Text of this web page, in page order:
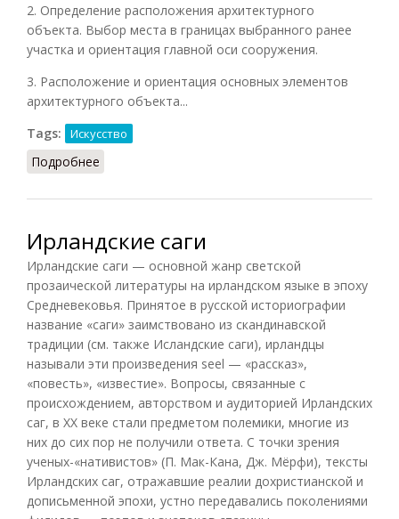
2. Определение расположения архитектурного
объекта. Выбор места в границах выбранного ранее
участка и ориентация главной оси сооружения.
3. Расположение и ориентация основных элементов
архитектурного объекта...
Tags:
Искусство
Подробнее
Ирландские саги
Ирландские саги — основной жанр светской
прозаической литературы на ирландском языке в эпоху
Средневековья. Принятое в русской историографии
название «саги» заимствовано из скандинавской
традиции (см. также Исландские саги), ирландцы
называли эти произведения seel — «рассказ»,
«повесть», «известие». Вопросы, связанные с
происхождением, авторством и аудиторией Ирландских
саг, в XX веке стали предметом полемики, многие из
них до сих пор не получили ответа. С точки зрения
ученых-«нативистов» (П. Мак-Кана, Дж. Мёрфи), тексты
Ирландских саг, отражавшие реалии дохристианской и
дописьменной эпохи, устно передавались поколениями